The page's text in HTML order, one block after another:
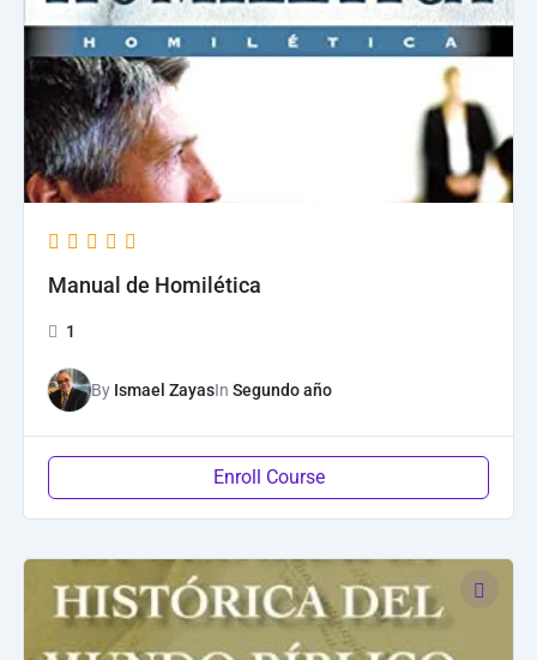
Manual de Homilética
1
By Ismael ZayasIn Segundo año
Enroll Course